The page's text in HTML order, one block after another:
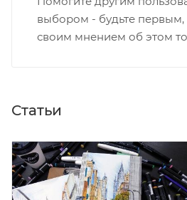
выбором - будьте первым,
своим мнением об этом
Статьи